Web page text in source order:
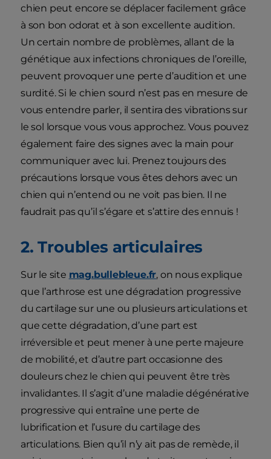
chien peut encore se déplacer facilement grâce
à son bon odorat et à son excellente audition.
Un certain nombre de problèmes, allant de la
génétique aux infections chroniques de l’oreille,
peuvent provoquer une perte d’audition et une
surdité. Si le chien sourd n’est pas en mesure de
vous entendre parler, il sentira des vibrations sur
le sol lorsque vous vous approchez. Vous pouvez
également faire des signes avec la main pour
communiquer avec lui. Prenez toujours des
précautions lorsque vous êtes dehors avec un
chien qui n’entend ou ne voit pas bien. Il ne
faudrait pas qu’il s’égare et s’attire des ennuis !
2. Troubles articulaires
Sur le site mag.bullebleue.fr, on nous explique
que l’arthrose est une dégradation progressive
du cartilage sur une ou plusieurs articulations et
que cette dégradation, d’une part est
irréversible et peut mener à une perte majeure
de mobilité, et d’autre part occasionne des
douleurs chez le chien qui peuvent être très
invalidantes. Il s’agit d’une maladie dégénérative
progressive qui entraîne une perte de
lubrification et l’usure du cartilage des
articulations. Bien qu’il n’y ait pas de remède, il